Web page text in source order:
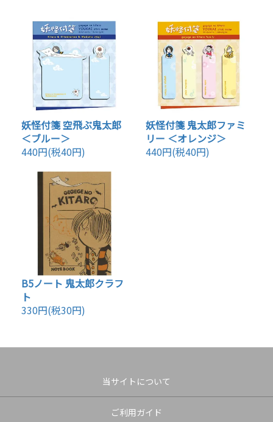
妖怪付箋 空飛ぶ鬼太郎
＜ブルー＞
440円(税40円)
妖怪付箋 鬼太郎ファミ
リー ＜オレンジ＞
440円(税40円)
B5ノート 鬼太郎クラフ
ト
330円(税30円)
当サイトについて
ご利用ガイド